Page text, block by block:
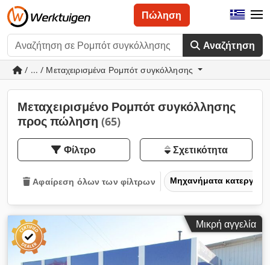
Αναζήτηση
Πώληση
/ ... / Μεταχειρισμένα Ρομπότ συγκόλλησης
Μεταχειρισμένο Ρομπότ συγκόλλησης
προς πώληση (65)
Φίλτρο Σχετικότητα
Αφαίρεση όλων των φίλτρων Μηχανήματα
Μικρή αγγελία